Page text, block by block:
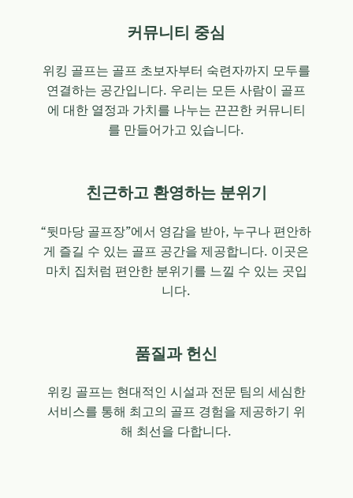
커뮤니티 중심
위킹 골프는 골프 초보자부터 숙련자까지 모두를
연결하는 공간입니다. 우리는 모든 사람이 골프
에 대한 열정과 가치를 나누는 끈끈한 커뮤니티
를 만들어가고 있습니다.
친근하고 환영하는 분위기
“뒷마당 골프장”에서 영감을 받아, 누구나 편안하
게 즐길 수 있는 골프 공간을 제공합니다. 이곳은
마치 집처럼 편안한 분위기를 느낄 수 있는 곳입
니다.
품질과 헌신
위킹 골프는 현대적인 시설과 전문 팀의 세심한
서비스를 통해 최고의 골프 경험을 제공하기 위
해 최선을 다합니다.